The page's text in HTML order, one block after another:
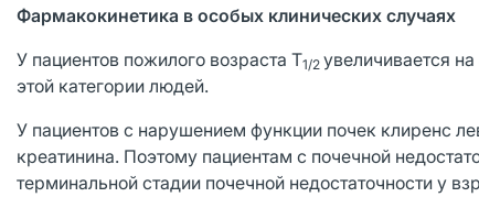
Фармакокинетика в особых клинических случаях
У пациентов пожилого возраста T1/2 увеличивается
этой категории людей.
У пациентов с нарушением функции почек клиренс
креатинина. Поэтому пациентам с почечной
терминальной стадии почечной недостаточности у